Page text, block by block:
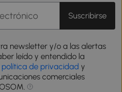
Suscribirse
newsletter y/o a las alertas
leído y entendido la
política de privacidad y
comerciales